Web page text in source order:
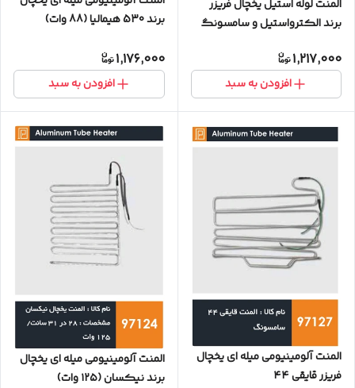
المنت لوله استیل یخچال فریزر
برند الکترواستیل و سامسونگ
1,217,000
افزودن به سبد
برند 530 هیمالیا (88 وات)
1,176,000
افزودن به سبد
المنت آلومینیومی میله ای یخچال
فریزر قایقی ۴۴
المنت آلومینیومی میله ای یخچال
برند نیکسان (۱۲۵ وات)